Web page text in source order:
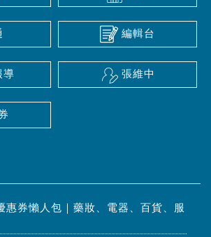
編輯台
導 張維中
惠券懶人包｜藥妝、電器、百貨、服